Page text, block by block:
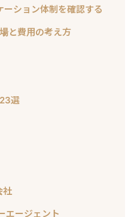
ーション体制を確認する
と費用の考え方
選
社
エージェント